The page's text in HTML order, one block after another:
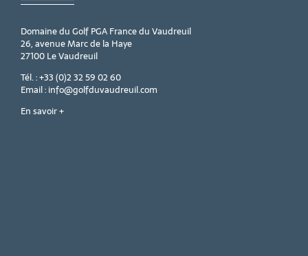
Domaine du Golf PGA France du Vaudreuil
26, avenue Marc de la Haye
27100 Le Vaudreuil
Tél. : +33 (0)2 32 59 02 60
Email : info@golfduvaudreuil.com
En savoir +